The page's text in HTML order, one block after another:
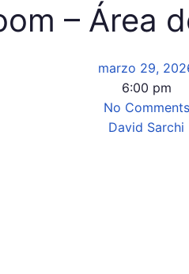
– Área
marzo 29,
6:00 pm
No Comments
David Sarchi